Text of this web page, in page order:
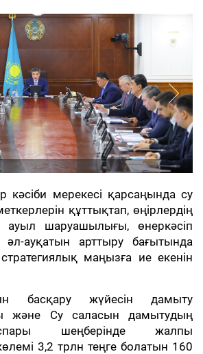
кәсіби мерекесі қарсаңында су
құттықтап, өңірлердің
ауыл шаруашылығы, өнеркәсіп
ауқатын арттыру бағытында
маңызға ие екенін
басқару жүйесін дамыту
және Су саласын дамытудың
шеңберінде жалпы
3,2 трлн теңге болатын 160